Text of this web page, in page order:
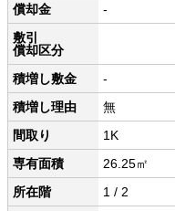
償却金
-
敷引
償却区分
積増し敷金
-
積増し理由
無
間取り
1K
専有面積
26.25㎡
所在階
1 / 2